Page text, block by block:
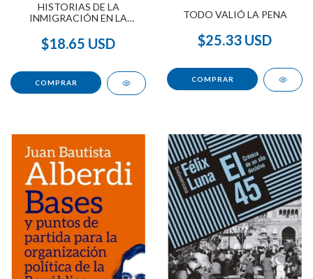
HISTORIAS DE LA
INMIGRACIÓN EN LA
$18.65 USD
TODO VALIÓ LA PENA
$25.33 USD